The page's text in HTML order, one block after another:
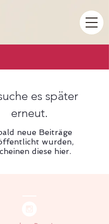
es später
erneut.
neue Beiträge
wurden,
diese hier.